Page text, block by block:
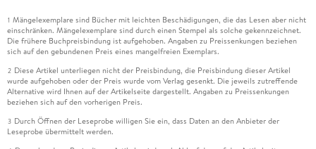
1 Mängelexemplare sind Bücher mit leichten Beschädigungen, die das Lesen aber nicht
einschränken. Mängelexemplare sind durch einen Stempel als solche gekennzeichnet.
Die frühere Buchpreisbindung ist aufgehoben. Angaben zu Preissenkungen beziehen
sich auf den gebundenen Preis eines mangelfreien Exemplars.
2 Diese Artikel unterliegen nicht der Preisbindung, die Preisbindung dieser Artikel
wurde aufgehoben oder der Preis wurde vom Verlag gesenkt. Die jeweils zutreffende
Alternative wird Ihnen auf der Artikelseite dargestellt. Angaben zu Preissenkungen
beziehen sich auf den vorherigen Preis.
3 Durch Öffnen der Leseprobe willigen Sie ein, dass Daten an den Anbieter der
Leseprobe übermittelt werden.